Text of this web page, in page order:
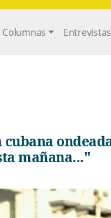
Columnas Entrevistas
mañana..."